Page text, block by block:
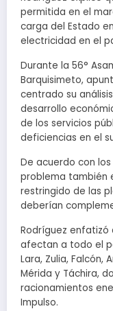
permitida en el
carga del Estado
electricidad en el
Durante la 56°
Barquisimeto,
centrado su
desarrollo
de los servicios
deficiencias en el
De acuerdo con
problema también
restringido de las
deberían
Rodríguez
afectan a todo el
Lara, Zulia, Falcón,
Mérida y Táchira,
racionamientos
Impulso.